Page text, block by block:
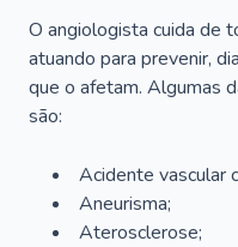
O angiologista cuida de
atuando para prevenir,
que o afetam. Algumas
são:
Acidente vascular
Aneurisma;
Aterosclerose;